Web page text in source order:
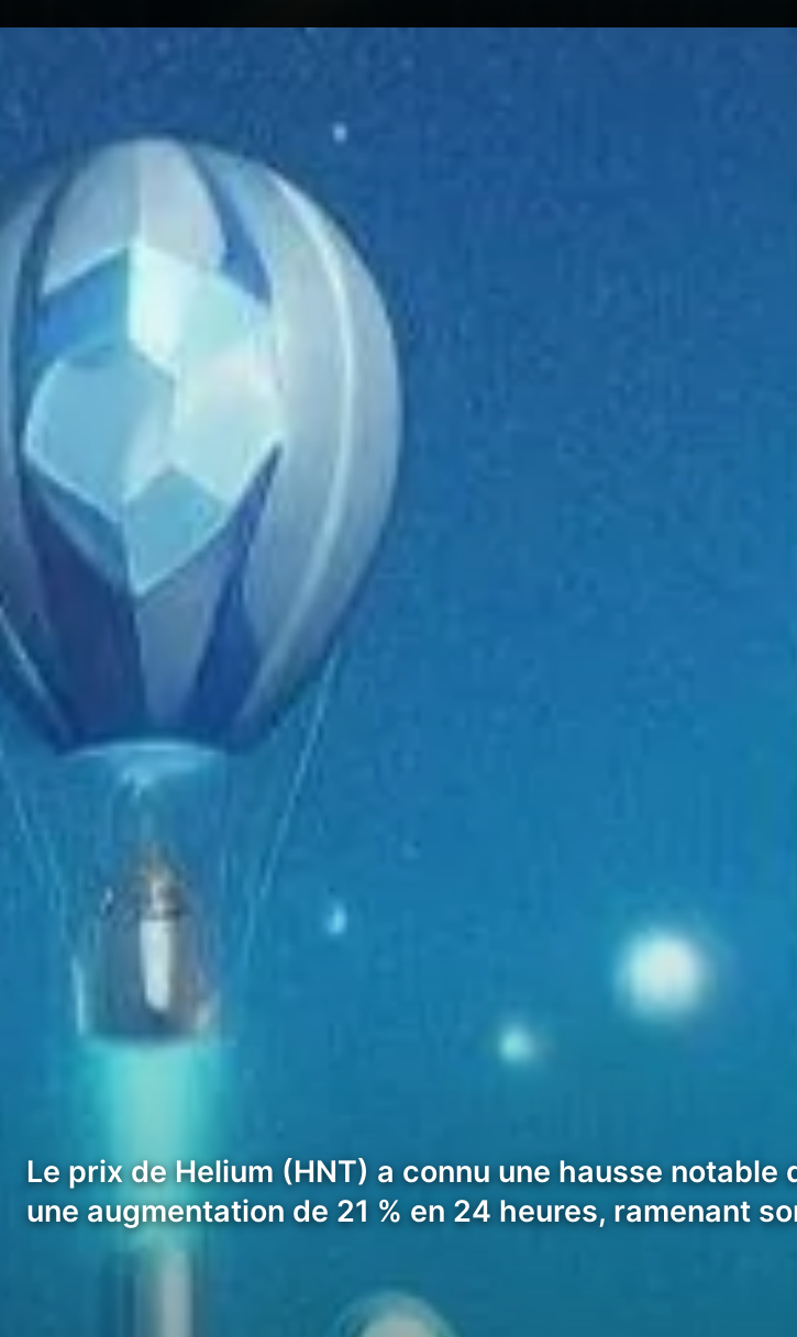
Le prix de Helium (HNT) a connu une hausse
une augmentation de 21 % en 24 heures, ramenant